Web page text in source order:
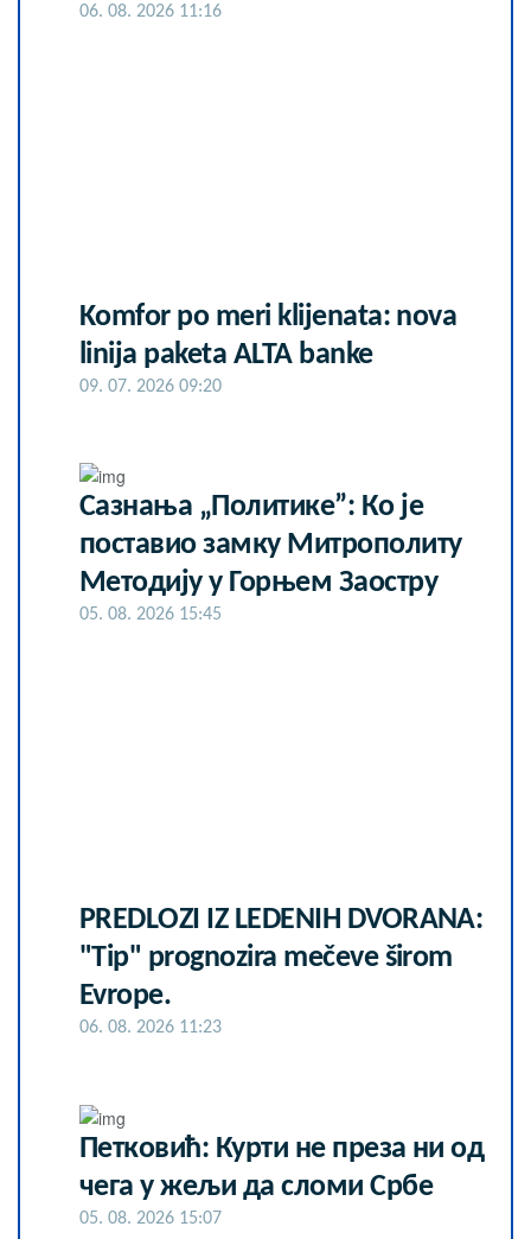
06. 08. 2026 11:16
Komfor po meri klijenata: nova
linija paketa ALTA banke
09. 07. 2026 09:20
Сазнања „Политике”: Ко је
поставио замку Митрополиту
Методију у Горњем Заостру
05. 08. 2026 15:45
PREDLOZI IZ LEDENIH DVORANA:
"Tip" prognozira mečeve širom
Evrope.
06. 08. 2026 11:23
Петковић: Курти не преза ни од
чега у жељи да сломи Србе
05. 08. 2026 15:07